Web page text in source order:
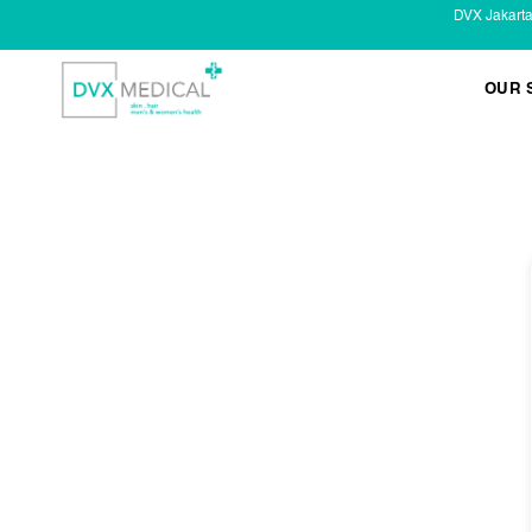
DVX
OUR